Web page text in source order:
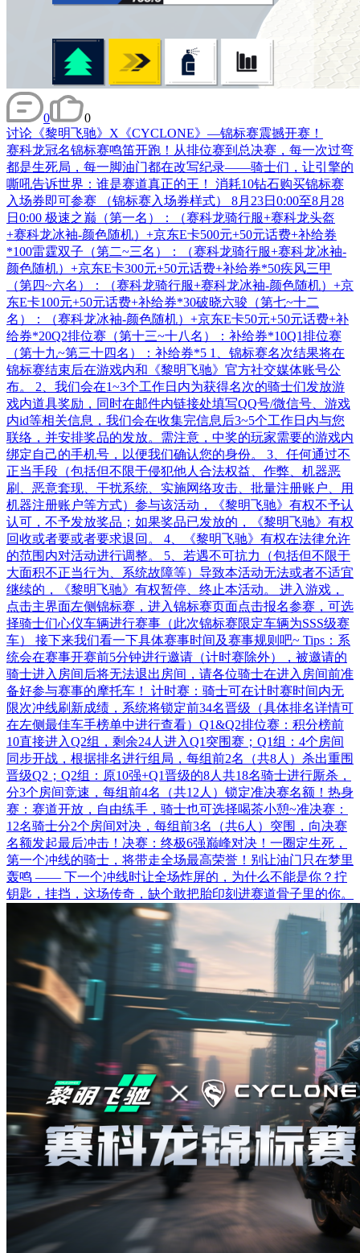
0
0
讨论 《黎明飞驰》X《CYCLONE》—锦标赛震撼开赛！
赛科龙冠名锦标赛鸣笛开跑！从排位赛到总决赛，每一次过弯
都是生死局，每一脚油门都在改写纪录——骑士们，让引擎的
嘶吼告诉世界：谁是赛道真正的王！ 消耗10钻石购买锦标赛
入场券即可参赛 （锦标赛入场券样式） 8月23日0:00至8月28
日0:00 极速之巅（第一名）：（赛科龙骑行服+赛科龙头盔
+赛科龙冰袖-颜色随机）+京东E卡500元+50元话费+补给券
*100雷霆双子（第二~三名）：（赛科龙骑行服+赛科龙冰袖-
颜色随机）+京东E卡300元+50元话费+补给券*50疾风三甲
（第四~六名）：（赛科龙骑行服+赛科龙冰袖-颜色随机）+京
东E卡100元+50元话费+补给券*30破晓六骏（第七~十二
名）：（赛科龙冰袖-颜色随机）+京东E卡50元+50元话费+补
给券*20Q2排位赛（第十三~十八名）：补给券*10Q1排位赛
（第十九~第三十四名）：补给券*5 1、锦标赛名次结果将在
锦标赛结束后在游戏内和《黎明飞驰》官方社交媒体账号公
布。 2、我们会在1~3个工作日内为获得名次的骑士们发放游
戏内道具奖励，同时在邮件内链接处填写QQ号/微信号、游戏
内id等相关信息，我们会在收集完信息后3~5个工作日内与您
联络，并安排奖品的发放。需注意，中奖的玩家需要的游戏内
绑定自己的手机号，以便我们确认您的身份。 3、任何通过不
正当手段（包括但不限于侵犯他人合法权益、作弊、机器恶
刷、恶意套现、干扰系统、实施网络攻击、批量注册账户、用
机器注册账户等方式）参与该活动，《黎明飞驰》有权不予认
认可，不予发放奖品；如果奖品已发放的，《黎明飞驰》有权
回收或者要或者要求退回。 4、《黎明飞驰》有权在法律允许
的范围内对活动进行调整。 5、若遇不可抗力（包括但不限于
大面积不正当行为、系统故障等）导致本活动无法或者不适宜
继续的，《黎明飞驰》有权暂停、终止本活动。 进入游戏，
点击主界面左侧锦标赛，进入锦标赛页面点击报名参赛，可选
择骑士们心仪车辆进行赛事（此次锦标赛限定车辆为SSS级赛
车） 接下来我们看一下具体赛事时间及赛事规则吧~ Tips：系
统会在赛事开赛前5分钟进行邀请（计时赛除外），被邀请的
骑士进入房间后将无法退出房间，请各位骑士在进入房间前准
备好参与赛事的摩托车！ 计时赛：骑士可在计时赛时间内无
限次冲线刷新成绩，系统将锁定前34名晋级（具体排名详情可
在左侧最佳车手榜单中进行查看）Q1&Q2排位赛：​积分榜前
10直接进入Q2组，剩余24人进入Q1突围赛；Q1组：4个房间
同步开战，根据排名进行组局，每组前2名（共8人）杀出重围
晋级Q2；​Q2组：原10强+Q1晋级的8人共18名骑士进行厮杀，
分3个房间竞速，每组前4名（共12人）锁定准决赛名额！热身
赛：赛道开放，自由练手，骑士也可选择喝茶小憩~准决赛：
12名骑士分2个房间对决，每组前3名（共6人）突围，向决赛
名额发起最后冲击！决赛：终极6强巅峰对决！一圈定生死，
第一个冲线的骑士，将带走全场最高荣誉！​别让油门只在梦里
轰鸣 —— 下一个冲线时让全场炸屏的，为什么不能是你？拧
钥匙，挂挡，这场传奇，缺个敢把胎印刻进赛道骨子里的你。